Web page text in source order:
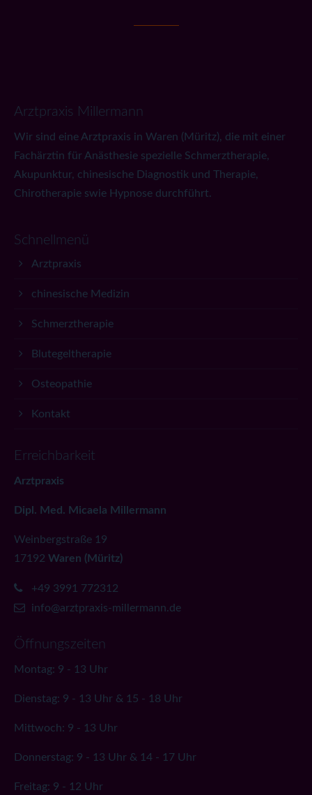
Arztpraxis Millermann
Wir sind eine Arztpraxis in Waren (Müritz), die mit einer
Fachärztin für Anästhesie spezielle Schmerztherapie,
Akupunktur, chinesische Diagnostik und Therapie,
Chirotherapie swie Hypnose durchführt.
Schnellmenü
Arztpraxis
chinesische Medizin
Schmerztherapie
Blutegeltherapie
Osteopathie
Kontakt
Erreichbarkeit
Arztpraxis
Dipl. Med. Micaela Millermann
Weinbergstraße 19
17192 Waren (Müritz)
+49 3991 772312
info@arztpraxis-millermann.de
Öffnungszeiten
Montag: 9 - 13 Uhr
Dienstag: 9 - 13 Uhr & 15 - 18 Uhr
Mittwoch: 9 - 13 Uhr
Donnerstag: 9 - 13 Uhr & 14 - 17 Uhr
Freitag: 9 - 12 Uhr